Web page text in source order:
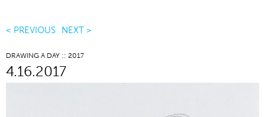
< PREVIOUS NEXT >
DRAWING A DAY :: 2017
4.16.2017